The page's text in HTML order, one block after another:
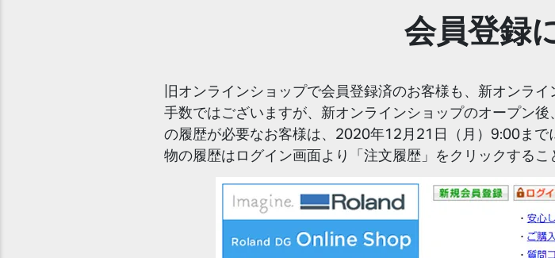
会員登録
旧オンラインショップで会員登録済のお客様も、新オンラ
手数ではございますが、新オンラインショップのオープン
の履歴が必要なお客様は、2020年12月21日（月）9:00ま
物の履歴はログイン画面より「注文履歴」をクリックするこ